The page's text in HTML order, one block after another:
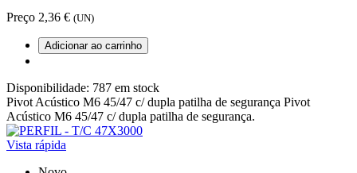
Preço 2,36 € (UN)
Adicionar ao carrinho
Disponibilidade: 787 em stock
Pivot Acústico M6 45/47 c/ dupla patilha de segurança Pivot
Acústico M6 45/47 c/ dupla patilha de segurança.
Vista rápida